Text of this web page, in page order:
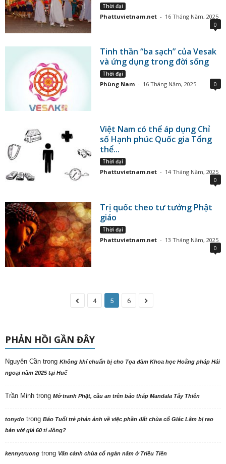
Thời đại
Phattuvietnam.net - 16 Tháng Năm, 2025
0
Tinh thần “ba sạch” của Vesak
và ứng dụng trong đời sống
Thời đại
Phùng Nam - 16 Tháng Năm, 2025 0
Việt Nam có thể áp dụng Chỉ
số Hạnh phúc Quốc gia Tổng
thể...
Thời đại
Phattuvietnam.net - 14 Tháng Năm, 2025
0
Trị quốc theo tư tưởng Phật
giáo
Thời đại
Phattuvietnam.net - 13 Tháng Năm, 2025
0
4 5 6
PHẢN HỒI GẦN ĐÂY
Nguyên Cần trong Không khí chuẩn bị cho Tọa đàm Khoa học Hoằng pháp Hải
ngoại năm 2025 tại Huế
Trần Minh trong Mở tranh Phật, cầu an trên bảo tháp Mandala Tây Thiên
tonydo trong Báo Tuổi trẻ phản ảnh về việc phần đất chùa cổ Giác Lâm bị rao
bán với giá 60 tỉ đồng?
kennytruong trong Vãn cảnh chùa cổ ngàn năm ở Triều Tiên